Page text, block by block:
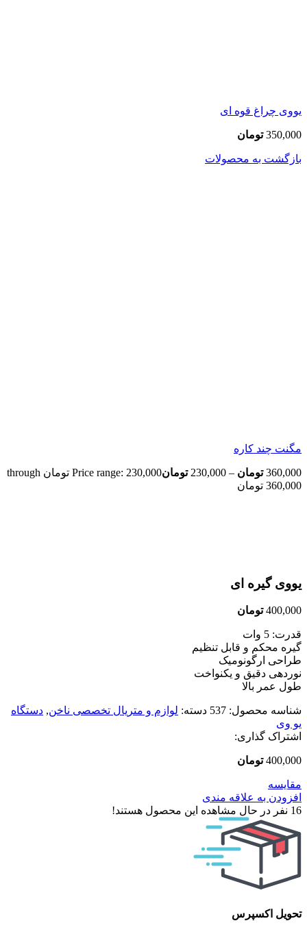
یووی چراغ قوه ای
350,000 تومان
بازگشت به محصولات
مگنت چند کاره
360,000 تومان –
230,000 تومان
Price range: 230,000 تومان through
360,000 تومان
یووی گیره ای
400,000 تومان
قدرت: 5 وات
گیره محکم و قابل تنظیم
طراحی ارگونومیک
نوردهی دقیق و یکنواخت
طول عمر بالا
شناسه محصول: 537 دسته: لوازم و متریال تخصصی ناخن, دستگاه
یو وی
اشتراک گذاری:
400,000 تومان
مقایسه
افزودن به علاقه مندی
16 نفر در حال مشاهده این محصول هستند!
تحویل اکسپرس